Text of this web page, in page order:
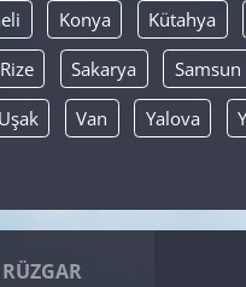
Konya Kütahya
Rize Sakarya Samsun
Uşak Van Yalova
RÜZGAR